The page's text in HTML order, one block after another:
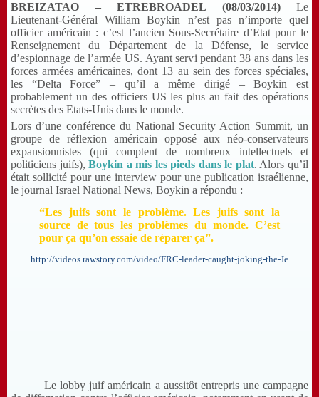
BREIZATAO – ETREBROADEL (08/03/2014)Le
Lieutenant-Général William Boykin n’est pas n’importe quel
officier américain : c’est l’ancien Sous-Secrétaire d’Etat pour le
Renseignement du Département de la Défense, le service
d’espionnage de l’armée US. Ayant servi pendant 38 ans dans les
forces armées américaines, dont 13 au sein des forces spéciales,
les “Delta Force” – qu’il a même dirigé – Boykin est
probablement un des officiers US les plus au fait des opérations
secrètes des Etats-Unis dans le monde.
Lors d’une conférence du National Security Action Summit, un
groupe de réflexion américain opposé aux néo-conservateurs
expansionnistes (qui comptent de nombreux intellectuels et
politiciens juifs),Boykin a mis les pieds dans le plat. Alors qu’il
était sollicité pour une interview pour une publication israélienne,
le journal Israel National News, Boykin a répondu :
“Les juifs sont le problème. Les juifs sont la
source de tous les problèmes du monde. C’est
pour ça qu’on essaie de réparer ça”.
http://videos.rawstory.com/video/FRC-leader-caught-joking-the-Je
Le lobby juif américain a aussitôt entrepris une campagne